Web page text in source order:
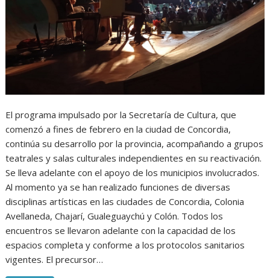
El programa impulsado por la Secretaría de Cultura, que
comenzó a fines de febrero en la ciudad de Concordia,
continúa su desarrollo por la provincia, acompañando a grupos
teatrales y salas culturales independientes en su reactivación.
Se lleva adelante con el apoyo de los municipios involucrados.
Al momento ya se han realizado funciones de diversas
disciplinas artísticas en las ciudades de Concordia, Colonia
Avellaneda, Chajarí, Gualeguaychú y Colón. Todos los
encuentros se llevaron adelante con la capacidad de los
espacios completa y conforme a los protocolos sanitarios
vigentes. El precursor…